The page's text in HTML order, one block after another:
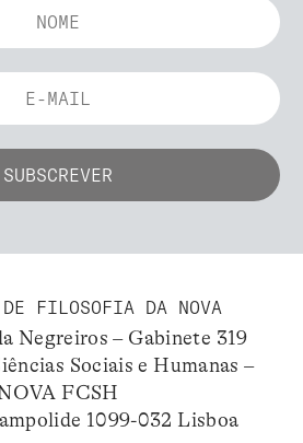
FILOSOFIA DA NOVA
Negreiros – Gabinete 319
Sociais e Humanas –
FCSH
1099-032 Lisboa